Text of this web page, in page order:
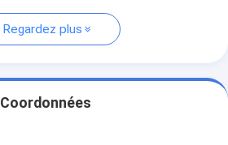
Regardez plus
Coordonnées